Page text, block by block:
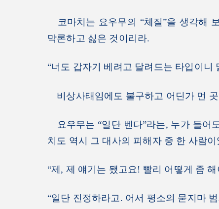
코마치는 요우무의 “체질”을 생각해
막론하고 싫은 것이리라.
“너도 갑자기 베려고 달려드는 타입이니
비상사태임에도 불구하고 어딘가 먼
요우무는 “일단 벤다”라는, 누가 들어
치도 역시 그 대사의 피해자 중 한 사람이
“제, 제 얘기는 됐고요! 빨리 어떻게 좀 해
“일단 진정하라고. 어서 평소의 묻지마